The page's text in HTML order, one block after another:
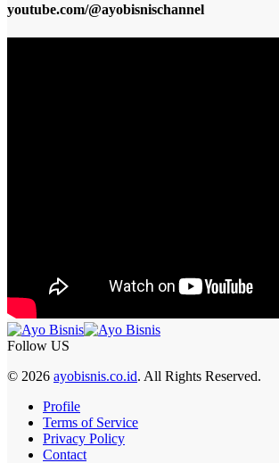
youtube.com/@ayobisnischannel
Follow US
© 2026 ayobisnis.co.id. All Rights Reserved.
Profile
Terms of Service
Privacy Policy
Contact